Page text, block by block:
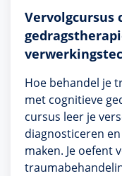
Vervolgcursus
Hoe behandel je
met cognitieve
cursus leer je
diagnosticeren
maken. Je oefent